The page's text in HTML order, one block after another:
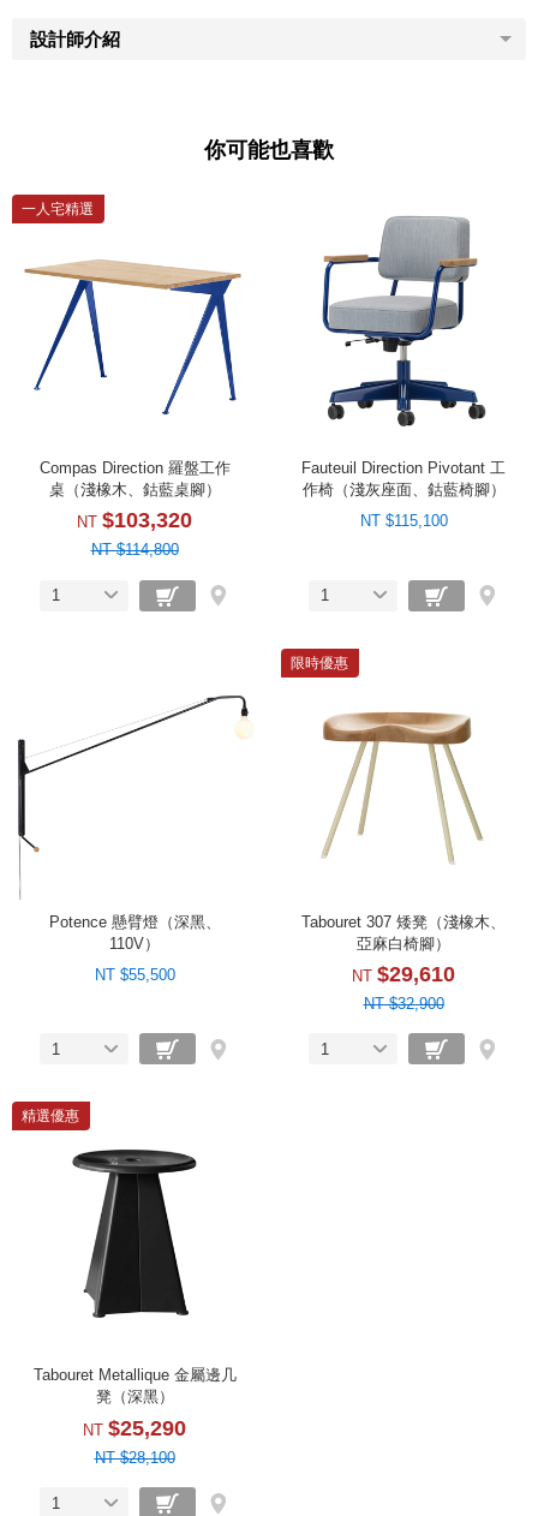
設計師介紹
你可能也喜歡
一人宅精選
Compas Direction 羅盤工作
桌（淺橡木、鈷藍桌腳）
NT $103,320
NT $114,800
1
Fauteuil Direction Pivotant 工
作椅（淺灰座面、鈷藍椅腳）
NT $115,100
1
Potence 懸臂燈（深黑、
110V）
NT $55,500
1
限時優惠
Tabouret 307 矮凳（淺橡木、
亞麻白椅腳）
NT $29,610
NT $32,900
1
精選優惠
Tabouret Metallique 金屬邊几
凳（深黑）
NT $25,290
NT $28,100
1